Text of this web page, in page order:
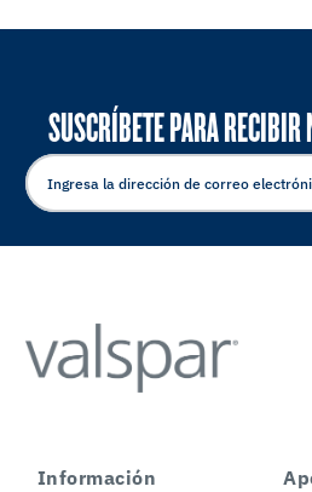
SUSCRÍBETE PARA RECIBIR
Información